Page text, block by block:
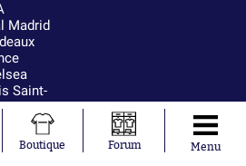
Madrid
Saint-
Boutique Forum Menu